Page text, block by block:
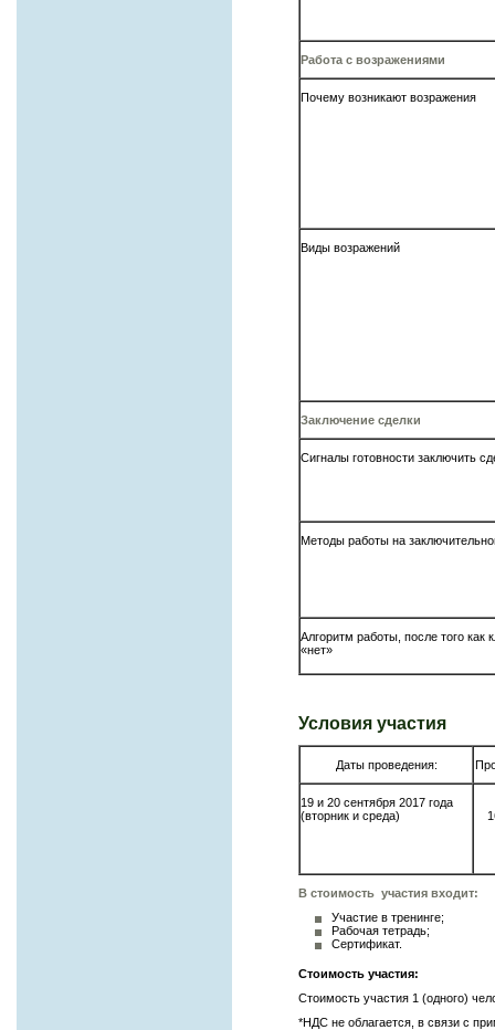
Работа с возражениями
Почему возникают возражения
Виды возражений
Заключение сделки
Сигналы готовности заключить
Методы работы на
Алгоритм работы, после того как
«нет»
Условия участия
Даты проведения:
19 и 20 сентября 2017 года
(вторник и среда)
В стоимость участия входит:
Участие в тренинге;
Рабочая тетрадь;
Сертификат.
Стоимость участия:
Стоимость участия 1 (одного)
*НДС не облагается, в связи с